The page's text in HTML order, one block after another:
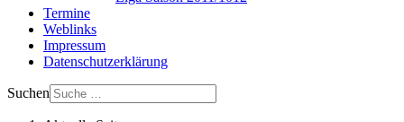
Termine
Weblinks
Impressum
Datenschutzerklärung
Suchen